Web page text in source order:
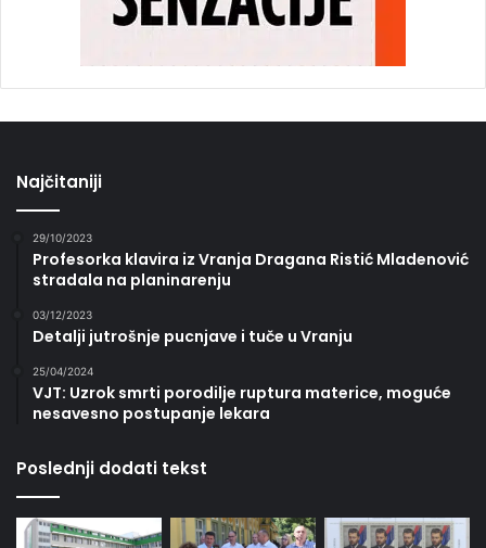
Najčitaniji
29/10/2023
Profesorka klavira iz Vranja Dragana Ristić Mladenović
stradala na planinarenju
03/12/2023
Detalji jutrošnje pucnjave i tuče u Vranju
25/04/2024
VJT: Uzrok smrti porodilje ruptura materice, moguće
nesavesno postupanje lekara
Poslednji dodati tekst